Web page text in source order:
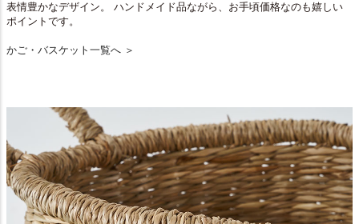
表情豊かなデザイン。 ハンドメイド品ながら、お手頃価格なのも嬉しい
ポイントです。
かご・バスケット一覧へ ＞